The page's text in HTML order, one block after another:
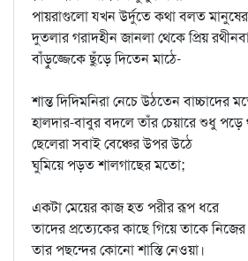
পায়রাগুলো যখন উর্দুতে কথা বলত
দুতলার গরাদহীন জানলা থেকে প্রিয়
বাঁড়ুজ্জেকে ছুঁড়ে দিতেন মাঠে-
শান্ত দিদিমনিরা নেচে উঠতেন বাচ্চাদের
হালদার-বাবুর বদলে তাঁর চেয়ারে শুধু
ছেলেরা সবাই বেঞ্চের উপর উঠে
ঘুমিয়ে পড়ত শালগাছের মতো;
একটা মেয়ের কাজ হত পরীর রূপ ধরে
তাদের প্রত্যেকের কাছে গিয়ে তাকে
তার পছন্দের কোনো শাস্তি নেওয়া।